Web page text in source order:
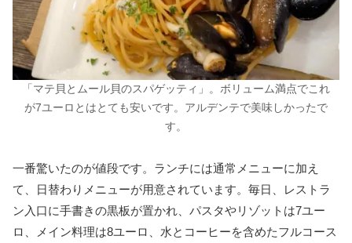
「マテ貝とムール貝のスパゲッティ」。ボリューム満点でこれ
が7ユーロとはとても安いです。アルデンテで美味しかったで
す。
一番驚いたのが値段です。ランチには通常メニューに加え
て、日替わりメニューが用意されています。毎日、レストラ
ン入口に手書きの黒板が置かれ、パスタやリゾットは7ユー
ロ、メイン料理は8ユーロ、水とコーヒーを含めたフルコース